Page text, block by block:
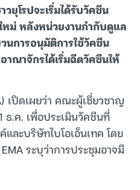
ยุโรปจะเริ่มได้รับวัคซีน
ม่ หลังหน่วยงานกำกับดูแล
นการอนุมัติการใช้วัคซีน
ณาจักรได้เริ่มฉีดวัคซีนให้
เปิดเผยว่า คณะผู้เชี่ยวชาญ
ธ.ค. เพื่อประเมินวัคซีนที่
ละบริษัทไบโอเอ็นเทค โดย
ระบุว่าการประชุมอาจมี